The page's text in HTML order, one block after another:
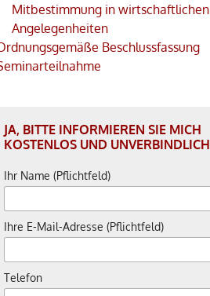
Mitbestimmung in wirtschaftlichen
Angelegenheiten
Beschlussfassung
JA, BITTE INFORMIEREN SIE MICH
KOSTENLOS UND UNVERBINDLICH
Ihr Name (Pflichtfeld)
Ihre E-Mail-Adresse (Pflichtfeld)
Telefon